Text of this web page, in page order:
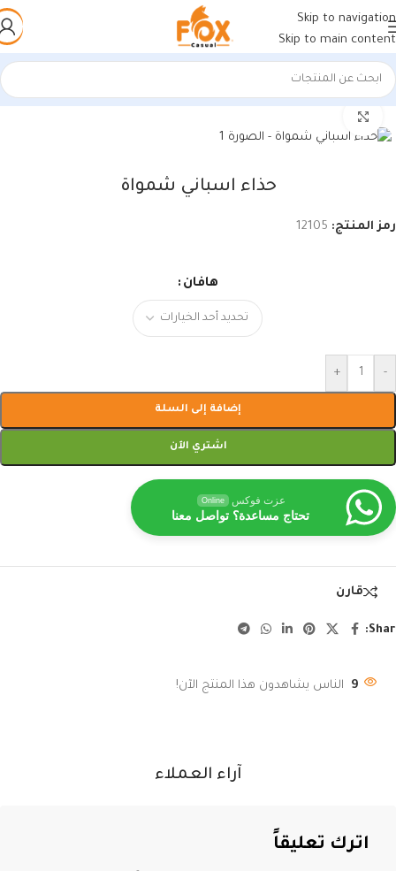
Skip to navigation
Skip to main content
الرئيسية/أحذية رجالي/أحذية رجالي
حذاء اسباني شمواة
رمز المنتج: 12105
هافان
-
+
إضافة إلى السلة
اشتري الآن
عزت فوكس Online
تحتاج مساعدة؟ تواصل معنا
قارن
9 الناس يشاهدون هذا المنتج الآن!
آراء العملاء
اترك تعليقاً